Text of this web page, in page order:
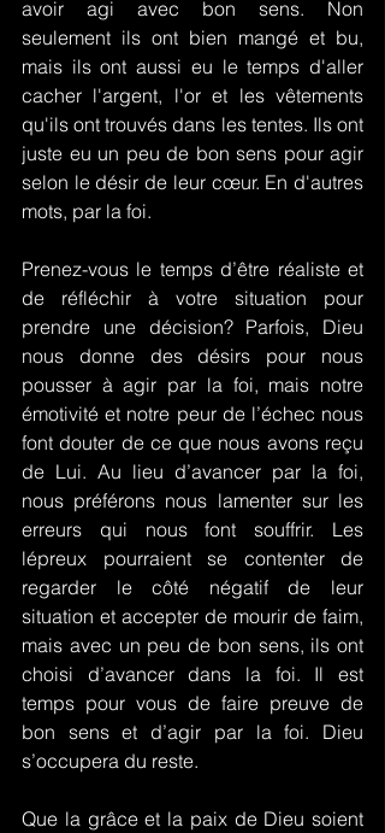
avoir agi avec bon sens. Non
seulement ils ont bien mangé et bu,
mais ils ont aussi eu le temps d'aller
cacher l'argent, l'or et les vêtements
qu'ils ont trouvés dans les tentes. Ils ont
juste eu un peu de bon sens pour agir
selon le désir de leur cœur. En d'autres
mots, par la foi.
Prenez-vous le temps d’être réaliste et
de réfléchir à votre situation pour
prendre une décision? Parfois, Dieu
nous donne des désirs pour nous
pousser à agir par la foi, mais notre
émotivité et notre peur de l’échec nous
font douter de ce que nous avons reçu
de Lui. Au lieu d’avancer par la foi,
nous préférons nous lamenter sur les
erreurs qui nous font souffrir. Les
lépreux pourraient se contenter de
regarder le côté négatif de leur
situation et accepter de mourir de faim,
mais avec un peu de bon sens, ils ont
choisi d’avancer dans la foi. Il est
temps pour vous de faire preuve de
bon sens et d’agir par la foi. Dieu
s’occupera du reste.
Que la grâce et la paix de Dieu soient